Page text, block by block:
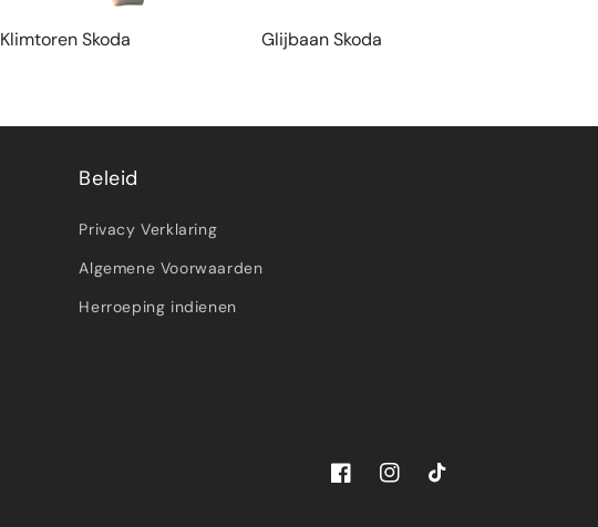
Klimtoren Skoda Glijbaan Skoda
Beleid
Privacy Verklaring
Algemene Voorwaarden
Herroeping indienen
FacebookInstagramTikTok